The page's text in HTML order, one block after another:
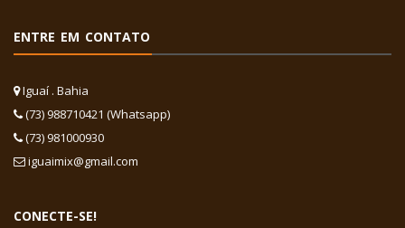
ENTRE EM CONTATO
Iguaí . Bahia
(73) 988710421 (Whatsapp)
(73) 981000930
iguaimix@gmail.com
CONECTE-SE!